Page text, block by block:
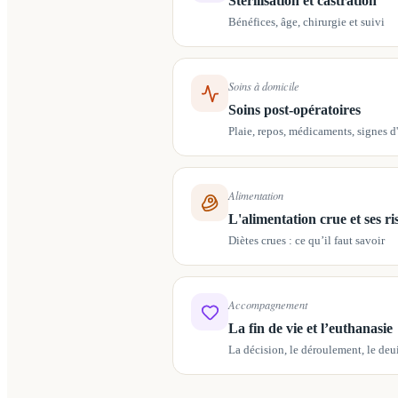
Bénéfices, âge, chirurgie et suivi
Soins à domicile
Soins post-opératoires
Plaie, repos, médicaments, signes
Alimentation
L'alimentation crue et ses
Diètes crues : ce qu’il faut savoir
Accompagnement
La fin de vie et l’euthanasie
La décision, le déroulement, le